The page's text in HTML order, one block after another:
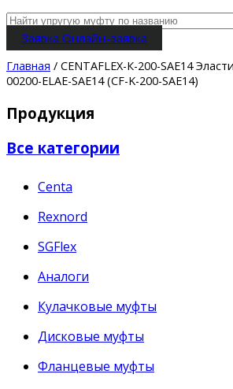
Заявка Онлайн-заявка
Главная / CENTAFLEX-К-200-SAE14
00200-ELAE-SAE14 (CF-K-200-SAE14)
Продукция
Все категории
Centa
Rexnord
SGFlex
Аналоги
Кулачковые муфты
Дисковые муфты
Фланцевые муфты